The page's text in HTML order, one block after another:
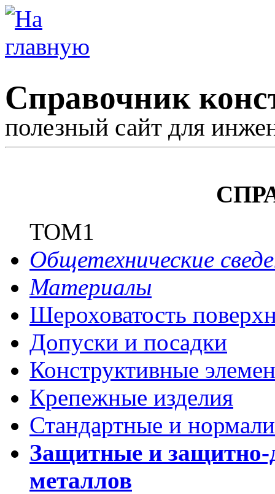
Справочник
полезный сайт для
ТОМ1
Общетехнические
Материалы
Шероховатость
Допуски и посадки
Конструктивные
Крепежные изделия
Стандартные и
Защитные и защитно-
металлов